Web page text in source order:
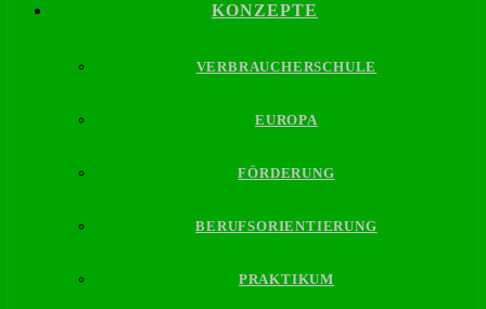
KONZEPTE
VERBRAUCHERSCHULE
EUROPA
FÖRDERUNG
BERUFSORIENTIERUNG
PRAKTIKUM